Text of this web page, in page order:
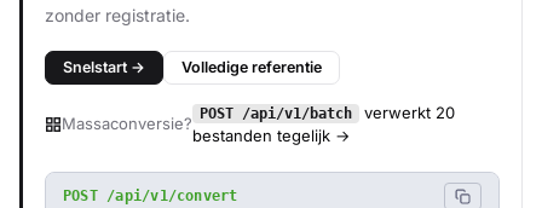
zonder registratie.
Snelstart → Volledige referentie
Massaconversie?
POST /api/v1/batch
verwerkt 20
bestanden tegelijk →
POST /api/v1/convert